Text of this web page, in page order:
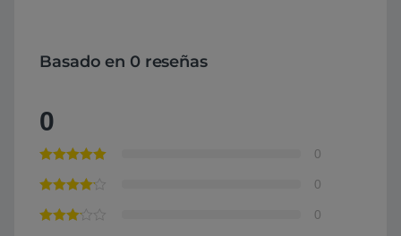
Basado en 0 reseñas
0
0
0
0